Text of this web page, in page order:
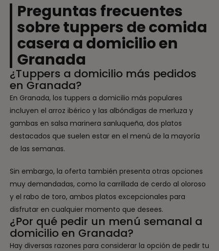
Preguntas frecuentes
sobre tuppers de comida
casera a domicilio en
Granada
¿Tuppers a domicilio más pedidos
en Granada?
En Granada, los tuppers a domicilio más populares
incluyen el arroz ibérico y las albóndigas de merluza y
gambas en salsa marinera sanluqueña, dos platos
destacados que suelen estar en el menú de la mayoría
de las semanas.
Sin embargo, la oferta también presenta otras opciones
muy demandadas, como la carrillada de cerdo al oloroso
y el rabo de toro, ambos platos excepcionales para
disfrutar en cualquier momento que desees.
¿Por qué pedir un menú semanal a
domicilio en Granada?
Hay diversas razones para considerar la opción de pedir tu